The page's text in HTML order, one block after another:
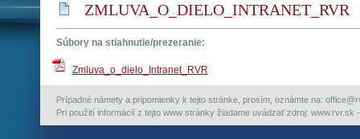
ZMLUVA_O_DIELO_INTRANET_RVR
Súbory na stiahnutie/prezeranie:
Zmluva_o_dielo_Intranet_RVR
Prípadné námety a pripomienky k tejto stránke, prosím, oznámte na:
Pri použití informácií z tejto www stránky žiadame uvádzať zdroj: www.rvr.sk